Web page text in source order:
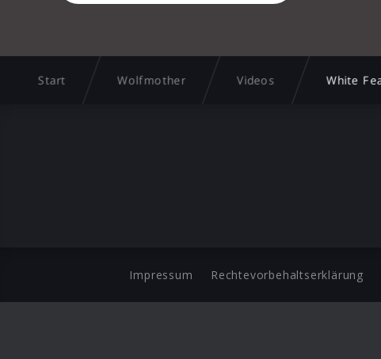
Start Wolfmother Videos White
Impressum Rechtevorbehaltserklärung